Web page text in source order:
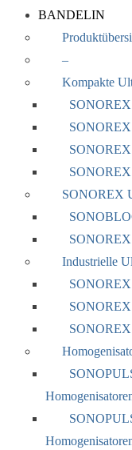
BANDELIN
–
Kompakte
SONOREX
Industrielle